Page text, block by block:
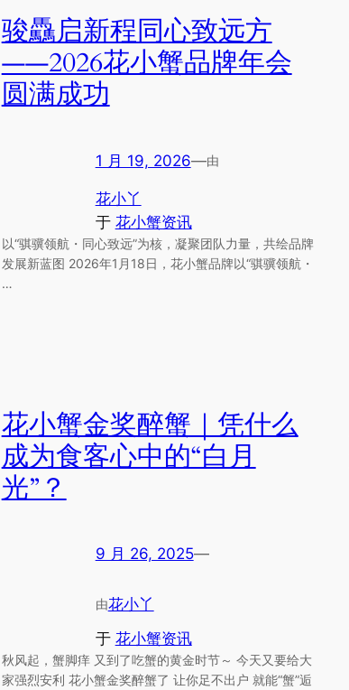
骏驫启新程同心致远方
——2026花小蟹品牌年会
圆满成功
1 月 19, 2026—由
花小丫
于 花小蟹资讯
以“骐骥领航・同心致远”为核，凝聚团队力量，共绘品牌
发展新蓝图 2026年1月18日，花小蟹品牌以“骐骥领航・
…
花小蟹金奖醉蟹｜凭什么
成为食客心中的“白月
光”？
9 月 26, 2025—
由花小丫
于 花小蟹资讯
秋风起，蟹脚痒 又到了吃蟹的黄金时节～ 今天又要给大
家强烈安利 花小蟹金奖醉蟹了 让你足不出户 就能“蟹”逅